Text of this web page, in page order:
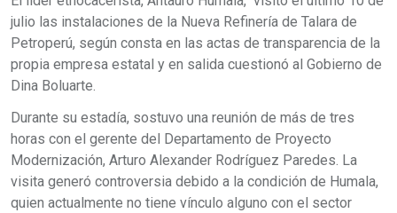
julio las instalaciones de la Nueva Refinería de Talara de
Petroperú, según consta en las actas de transparencia de la
propia empresa estatal y en salida cuestionó al Gobierno de
Dina Boluarte.
Durante su estadía, sostuvo una reunión de más de tres
horas con el gerente del Departamento de Proyecto
Modernización, Arturo Alexander Rodríguez Paredes. La
visita generó controversia debido a la condición de Humala,
quien actualmente no tiene vínculo alguno con el sector